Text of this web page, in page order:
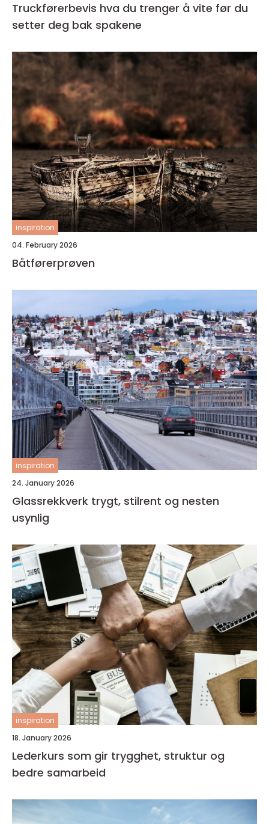
Truckførerbevis hva du trenger å vite før du
setter deg bak spakene
inspiration
04. February 2026
Båtførerprøven
inspiration
24. January 2026
Glassrekkverk trygt, stilrent og nesten
usynlig
inspiration
18. January 2026
Lederkurs som gir trygghet, struktur og
bedre samarbeid